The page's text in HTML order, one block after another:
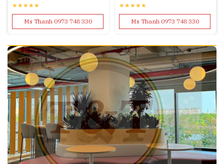
★★★★★
Ms Thanh 0973 748 330
★★★★★
Ms Thanh 0973 748 330